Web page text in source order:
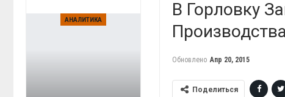
В Горловку
Производства
Обновлено Апр 20, 2015
Поделиться
АНАЛИТИКА